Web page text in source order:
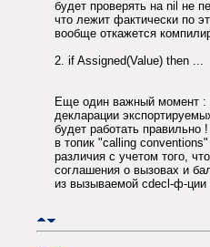
будет проверять на nil не
что лежит фактически по
вообще откажется
2. if Assigned(Value) then ...
Еще один важный момент :
декларации
будет работать
в топик "calling
различия с учетом того,
соглашения о вызовах и
из вызываемой cdecl-ф-ции